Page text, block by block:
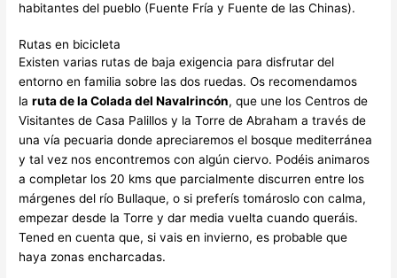
habitantes del pueblo (Fuente Fría y Fuente de las Chinas).
Rutas en bicicleta
Existen varias rutas de baja exigencia para disfrutar del
entorno en familia sobre las dos ruedas. Os recomendamos
laruta de la Colada del Navalrincón, que une los Centros de
Visitantes de Casa Palillos y la Torre de Abraham a través de
una vía pecuaria donde apreciaremos el bosque mediterránea
y tal vez nos encontremos con algún ciervo. Podéis animaros
a completar los 20 kms que parcialmente discurren entre los
márgenes del río Bullaque, o si preferís tomároslo con calma,
empezar desde la Torre y dar media vuelta cuando queráis.
Tened en cuenta que, si vais en invierno, es probable que
haya zonas encharcadas.